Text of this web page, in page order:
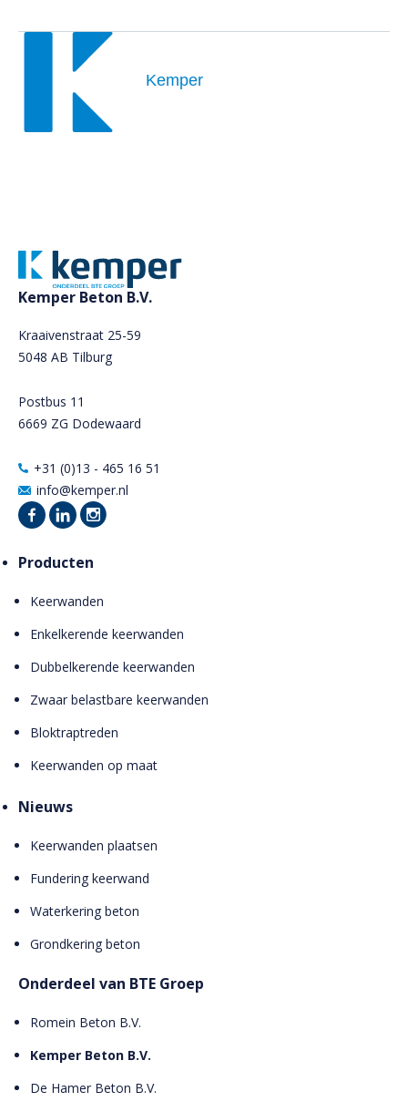
Kemper
Kemper Beton B.V.
Kraaivenstraat 25-59
5048 AB Tilburg
Postbus 11
6669 ZG Dodewaard
+31 (0)13 - 465 16 51
info@kemper.nl
Producten
Keerwanden
Enkelkerende keerwanden
Dubbelkerende keerwanden
Zwaar belastbare keerwanden
Bloktraptreden
Keerwanden op maat
Nieuws
Keerwanden plaatsen
Fundering keerwand
Waterkering beton
Grondkering beton
Onderdeel van BTE Groep
Romein Beton B.V.
Kemper Beton B.V.
De Hamer Beton B.V.